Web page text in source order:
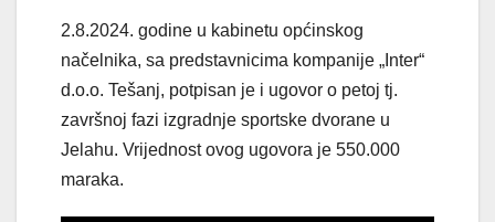
2.8.2024. godine u kabinetu općinskog
načelnika, sa predstavnicima kompanije „Inter“
d.o.o. Tešanj, potpisan je i ugovor o petoj tj.
završnoj fazi izgradnje sportske dvorane u
Jelahu. Vrijednost ovog ugovora je 550.000
maraka.